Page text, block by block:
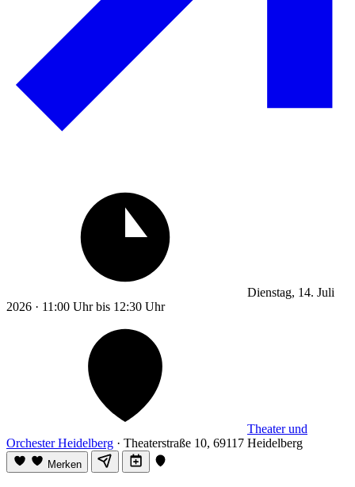
Dienstag, 14. Juli
2026 · 11:00 Uhr bis 12:30 Uhr
Theater und
Orchester Heidelberg · Theaterstraße 10, 69117 Heidelberg
Merken